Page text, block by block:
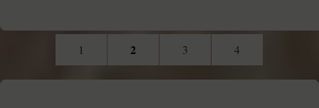
1 2 3 4